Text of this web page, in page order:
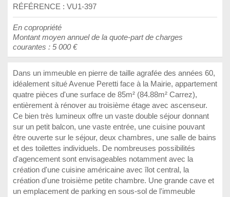
RÉFÉRENCE : VU1-397
En copropriété
Montant moyen annuel de la quote-part de charges
courantes : 5 000 €
Dans un immeuble en pierre de taille agrafée des années 60,
idéalement situé Avenue Peretti face à la Mairie, appartement
quatre pièces d'une surface de 85m² (84.88m² Carrez),
entièrement à rénover au troisième étage avec ascenseur.
Ce bien très lumineux offre un vaste double séjour donnant
sur un petit balcon, une vaste entrée, une cuisine pouvant
être ouverte sur le séjour, deux chambres, une salle de bains
et des toilettes individuels. De nombreuses possibilités
d'agencement sont envisageables notamment avec la
création d'une cuisine américaine avec îlot central, la
création d'une troisième petite chambre. Une grande cave et
un emplacement de parking en sous-sol de l'immeuble